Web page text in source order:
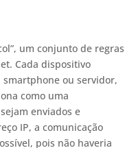
um conjunto de regras
Cada dispositivo
ou servidor,
como uma
enviados e
IP, a comunicação
pois não haveria